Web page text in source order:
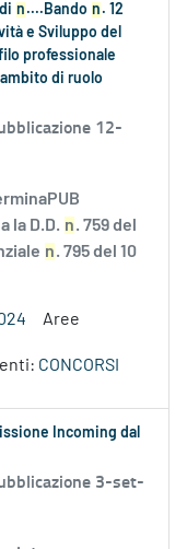
n ....Bando n . 12
e Sviluppo del
professionale
di ruolo
12-
la D.D. n. 759 del
n. 795 del 10
Aree
CONCORSI
Incoming dal
3-set-